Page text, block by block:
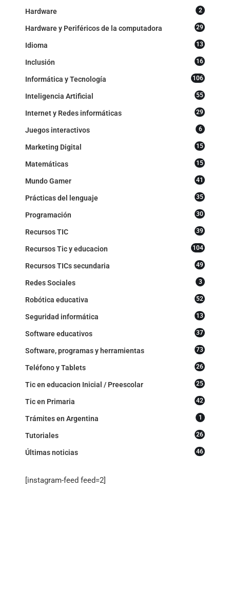
Hardware 2
Hardware y Periféricos de la computadora 29
Idioma 13
Inclusión 16
Informática y Tecnología 106
Inteligencia Artificial 55
Internet y Redes informáticas 29
Juegos interactivos 6
Marketing Digital 15
Matemáticas 15
Mundo Gamer 41
Prácticas del lenguaje 35
Programación 30
Recursos TIC 39
Recursos Tic y educacion 104
Recursos TICs secundaria 49
Redes Sociales 3
Robótica educativa 52
Seguridad informática 13
Software educativos 37
Software, programas y herramientas 73
Teléfono y Tablets 26
Tic en educacion Inicial / Preescolar 25
Tic en Primaria 42
Trámites en Argentina 1
Tutoriales 26
Últimas noticias 46
[instagram-feed feed=2]